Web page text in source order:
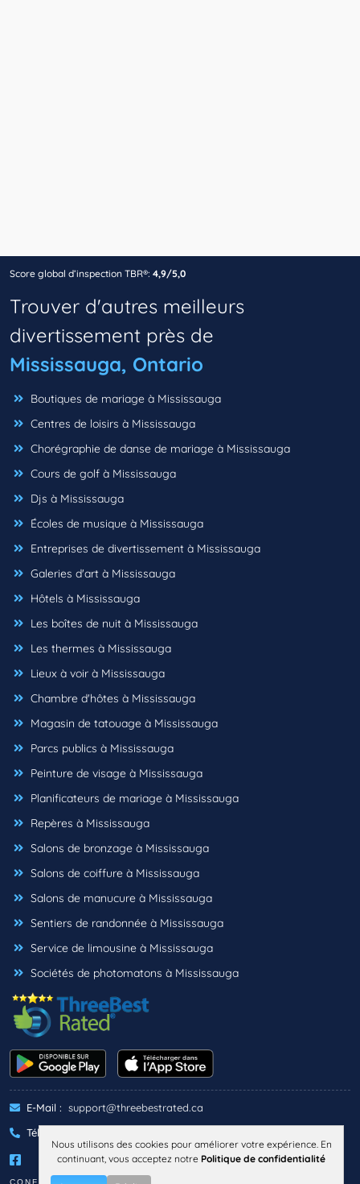
Score global d’inspection TBR®: 4,9/5,0
Trouver d'autres meilleurs
divertissement près de
Mississauga, Ontario
Boutiques de mariage à Mississauga
Centres de loisirs à Mississauga
Chorégraphie de danse de mariage à Mississauga
Cours de golf à Mississauga
Djs à Mississauga
Écoles de musique à Mississauga
Entreprises de divertissement à Mississauga
Galeries d'art à Mississauga
Hôtels à Mississauga
Les boîtes de nuit à Mississauga
Les thermes à Mississauga
Lieux à voir à Mississauga
Chambre d'hôtes à Mississauga
Magasin de tatouage à Mississauga
Parcs publics à Mississauga
Peinture de visage à Mississauga
Planificateurs de mariage à Mississauga
Repères à Mississauga
Salons de bronzage à Mississauga
Salons de coiffure à Mississauga
Salons de manucure à Mississauga
Sentiers de randonnée à Mississauga
Service de limousine à Mississauga
Sociétés de photomatons à Mississauga
E-Mail : support@threebestrated.ca
Téléphone :
CONFIDENTIALITÉ TERMES
Nous utilisons des cookies pour améliorer votre expérience. En
continuant, vous acceptez notre Politique de confidentialité